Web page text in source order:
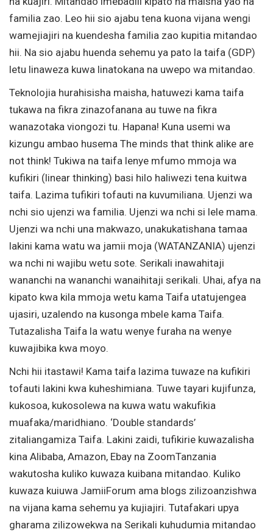
familia zao. Leo hii sio ajabu tena kuona vijana wengi
wamejiajiri na kuendesha familia zao kupitia mitandao
hii. Na sio ajabu huenda sehemu ya pato la taifa (GDP)
letu linaweza kuwa linatokana na uwepo wa mitandao.
Teknolojia hurahisisha maisha, hatuwezi kama taifa
tukawa na fikra zinazofanana au tuwe na fikra
wanazotaka viongozi tu. Hapana! Kuna usemi wa
kizungu ambao husema The minds that think alike are
not think! Tukiwa na taifa lenye mfumo mmoja wa
kufikiri (linear thinking) basi hilo haliwezi tena kuitwa
taifa. Lazima tufikiri tofauti na kuvumiliana. Ujenzi wa
nchi sio ujenzi wa familia. Ujenzi wa nchi si lele mama.
Ujenzi wa nchi una makwazo, unakukatishana tamaa
lakini kama watu wa jamii moja (WATANZANIA) ujenzi
wa nchi ni wajibu wetu sote. Serikali inawahitaji
wananchi na wananchi wanaihitaji serikali. Uhai, afya na
kipato kwa kila mmoja wetu kama Taifa utatujengea
ujasiri, uzalendo na kusonga mbele kama Taifa.
Tutazalisha Taifa la watu wenye furaha na wenye
kuwajibika kwa moyo.
Nchi hii itastawi! Kama taifa lazima tuwaze na kufikiri
tofauti lakini kwa kuheshimiana. Tuwe tayari kujifunza,
kukosoa, kukosolewa na kuwa watu wakufikia
muafaka/maridhiano. ‘Double standards’
zitaliangamiza Taifa. Lakini zaidi, tufikirie kuwazalisha
kina Alibaba, Amazon, Ebay na ZoomTanzania
wakutosha kuliko kuwaza kuibana mitandao. Kuliko
kuwaza kuiuwa JamiiForum ama blogs zilizoanzishwa
na vijana kama sehemu ya kujiajiri. Tutafakari upya
gharama zilizowekwa na Serikali kuhudumia mitandao